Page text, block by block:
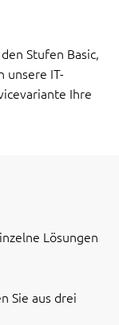
Stufen Basic,
unsere IT-
Ihre
Lösungen
Sie aus drei